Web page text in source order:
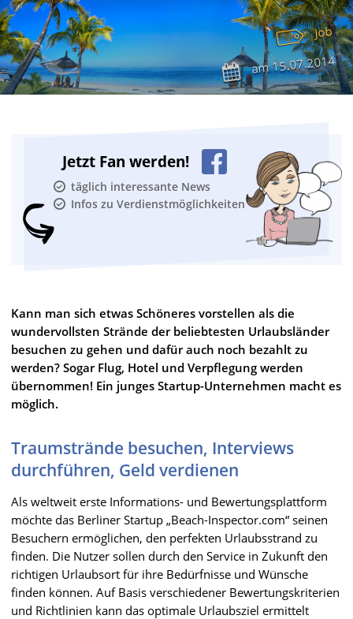
Job
am15.07.2014
Jetzt Fan werden!
täglich interessante News
Infos zu Verdienstmöglichkeiten
Kann man sich etwas Schöneres vorstellen als die
wundervollsten Strände der beliebtesten Urlaubsländer
besuchen zu gehen und dafür auch noch bezahlt zu
werden? Sogar Flug, Hotel und Verpflegung werden
übernommen! Ein junges Startup-Unternehmen macht es
möglich.
Traumstrände besuchen, Interviews
durchführen, Geld verdienen
Als weltweit erste Informations- und Bewertungsplattform
möchte das Berliner Startup „Beach-Inspector.com“ seinen
Besuchern ermöglichen, den perfekten Urlaubsstrand zu
finden. Die Nutzer sollen durch den Service in Zukunft den
richtigen Urlaubsort für ihre Bedürfnisse und Wünsche
finden können. Auf Basis verschiedener Bewertungskriterien
und Richtlinien kann das optimale Urlaubsziel ermittelt